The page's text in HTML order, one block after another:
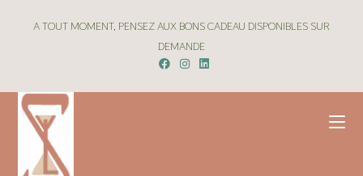
A TOUT MOMENT, PENSEZ AUX BONS CADEAU DISPONIBLES SUR
DEMANDE